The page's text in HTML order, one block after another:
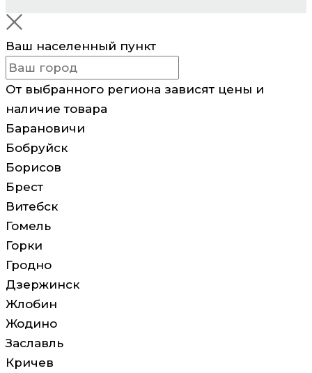
Ваш населенный пункт
От выбранного региона зависят цены и
наличие товара
Барановичи
Бобруйск
Борисов
Брест
Витебск
Гомель
Горки
Гродно
Дзержинск
Жлобин
Жодино
Заславль
Кричев